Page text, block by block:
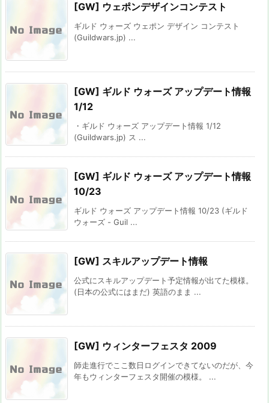
[GW] ウェポンデザインコンテスト
ギルド ウォーズ ウェポン デザイン コンテスト
(Guildwars.jp) ...
[GW] ギルド ウォーズ アップデート情報
1/12
・ギルド ウォーズ アップデート情報 1/12
(Guildwars.jp) ス ...
[GW] ギルド ウォーズ アップデート情報
10/23
ギルド ウォーズ アップデート情報 10/23 (ギルド
ウォーズ - Guil ...
[GW] スキルアップデート情報
公式にスキルアップデート予定情報が出てた模様。
(日本の公式にはまだ) 英語のまま ...
[GW] ウィンターフェスタ 2009
師走進行でここ数日ログインできてないのだが、今
年もウィンターフェスタ開催の模様。 ...